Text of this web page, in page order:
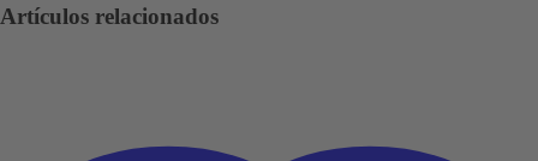
Artículos relacionados